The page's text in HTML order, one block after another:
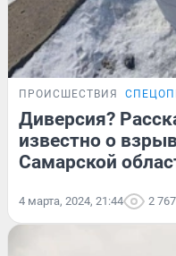
ПРОИСШЕСТВИЯ
Диверсия?
известно о
Самарской
4 марта, 2024, 21:44 2 767